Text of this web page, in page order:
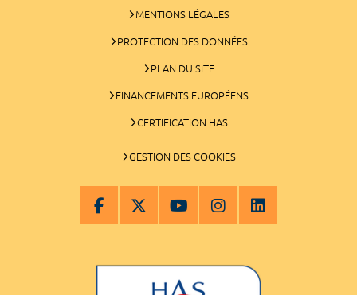
MENTIONS LÉGALES
PROTECTION DES DONNÉES
PLAN DU SITE
FINANCEMENTS EUROPÉENS
CERTIFICATION HAS
GESTION DES COOKIES